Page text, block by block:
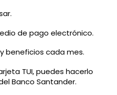
de pago electrónico.
beneficios cada mes.
TUI, puedes hacerlo
Banco Santander.